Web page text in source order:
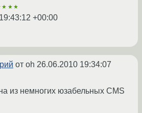
+00:00
от oh 26.06.2010 19:34:07
из немногих юзабельных CMS